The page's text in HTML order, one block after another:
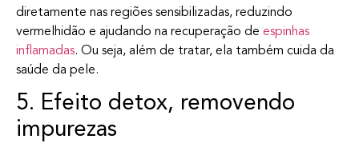
diretamente nas regiões sensibilizadas, reduzindo
vermelhidão e ajudando na recuperação de espinhas
inflamadas. Ou seja, além de tratar, ela também cuida da
saúde da pele.
5. Efeito detox, removendo
impurezas